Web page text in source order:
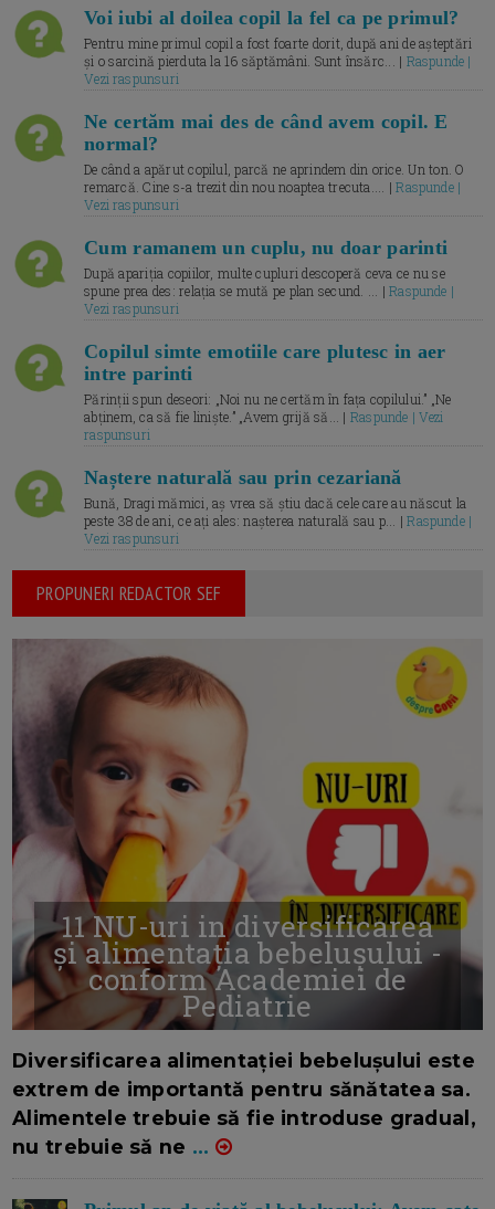
Voi iubi al doilea copil la fel ca pe primul?
Pentru mine primul copil a fost foarte dorit, după ani de așteptări
și o sarcină pierduta la 16 săptămâni. Sunt însărc... | Raspunde |
Vezi raspunsuri
Ne certăm mai des de când avem copil. E
normal?
De când a apărut copilul, parcă ne aprindem din orice. Un ton. O
remarcă. Cine s-a trezit din nou noaptea trecuta.... |Raspunde |
Vezi raspunsuri
Cum ramanem un cuplu, nu doar parinti
După apariția copiilor, multe cupluri descoperă ceva ce nu se
spune prea des: relația se mută pe plan secund. ... |Raspunde |
Vezi raspunsuri
Copilul simte emotiile care plutesc in aer
intre parinti
Părinții spun deseori: „Noi nu ne certăm în fața copilului.” „Ne
abținem, ca să fie liniște.” „Avem grijă să... | Raspunde | Vezi
raspunsuri
Naștere naturală sau prin cezariană
Bună, Dragi mămici, aș vrea să știu dacă cele care au născut la
peste 38 de ani, ce ați ales: nașterea naturală sau p... |Raspunde |
Vezi raspunsuri
PROPUNERI REDACTOR SEF
11 NU-uri in diversificarea
și alimentația bebelușului -
conform Academiei de
Pediatrie
Diversificarea alimentației bebelușului este
extrem de importantă pentru sănătatea sa.
Alimentele trebuie să fie introduse gradual,
nu trebuie să ne ...